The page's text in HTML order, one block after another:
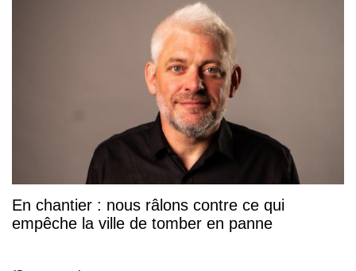
En chantier : nous râlons contre ce qui
empêche la ville de tomber en panne